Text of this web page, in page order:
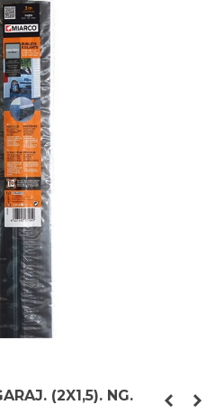
(2X1,5). NG.